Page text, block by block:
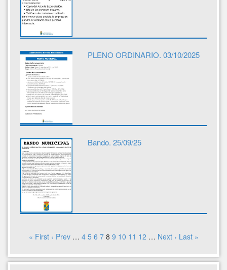
PLENO ORDINARIO. 03/10/2025
Bando. 25/09/25
« First ‹ Prev … 4 5 6 7 8 9 10 11 12 … Next › Last »